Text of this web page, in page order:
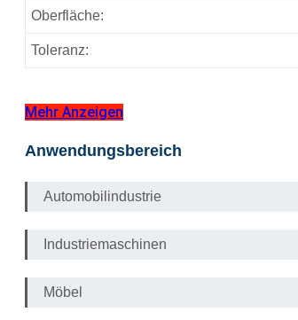
Oberfläche:
Toleranz:
Mehr Anzeigen
Anwendungsbereich
Automobilindustrie
Industriemaschinen
Möbel